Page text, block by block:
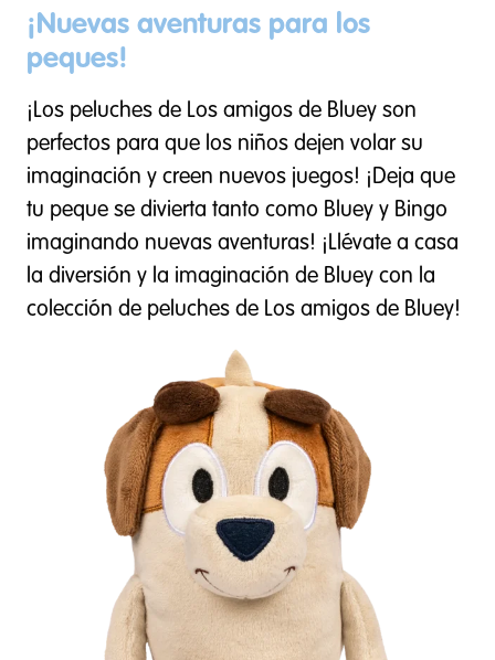
¡Nuevas aventuras para los
peques!
¡Los peluches de Los amigos de Bluey son
perfectos para que los niños dejen volar su
imaginación y creen nuevos juegos! ¡Deja que
tu peque se divierta tanto como Bluey y Bingo
imaginando nuevas aventuras! ¡Llévate a casa
la diversión y la imaginación de Bluey con la
colección de peluches de Los amigos de Bluey!